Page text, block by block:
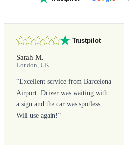
Trustpilot
Sarah M.
London, UK
“Excellent service from Barcelona
Airport. Driver was waiting with
a sign and the car was spotless.
Will use again!”